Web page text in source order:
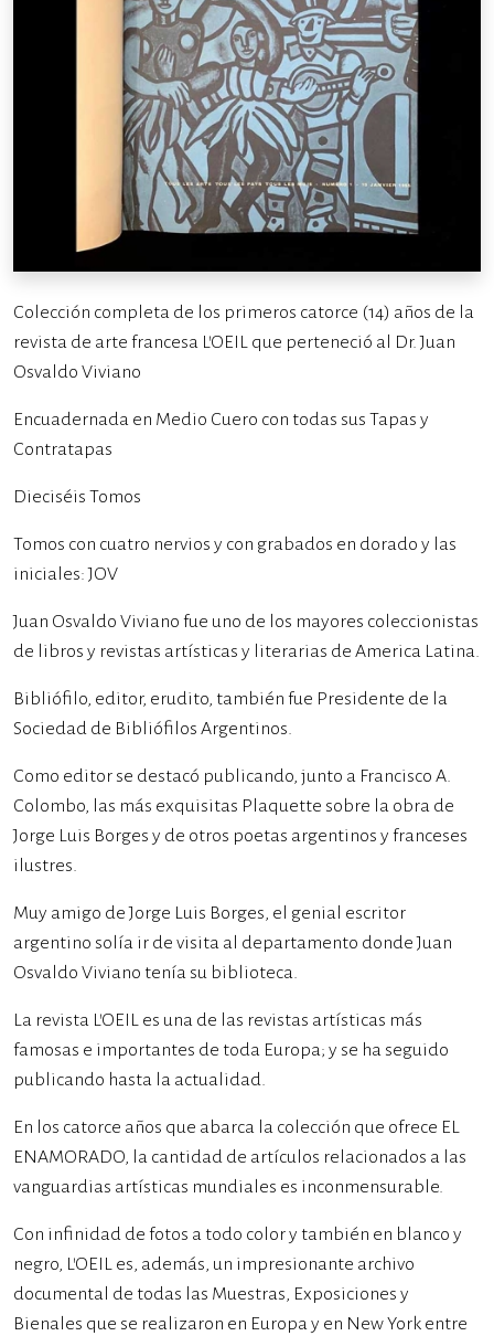
Colección completa de los primeros catorce (14) años de la
revista de arte francesa L’OEIL que perteneció al Dr. Juan
Osvaldo Viviano
Encuadernada en Medio Cuero con todas sus Tapas y
Contratapas
Dieciséis Tomos
Tomos con cuatro nervios y con grabados en dorado y las
iniciales: JOV
Juan Osvaldo Viviano fue uno de los mayores coleccionistas
de libros y revistas artísticas y literarias de America Latina.
Bibliófilo, editor, erudito, también fue Presidente de la
Sociedad de Bibliófilos Argentinos.
Como editor se destacó publicando, junto a Francisco A.
Colombo, las más exquisitas Plaquette sobre la obra de
Jorge Luis Borges y de otros poetas argentinos y franceses
ilustres.
Muy amigo de Jorge Luis Borges, el genial escritor
argentino solía ir de visita al departamento donde Juan
Osvaldo Viviano tenía su biblioteca.
La revista L’OEIL es una de las revistas artísticas más
famosas e importantes de toda Europa; y se ha seguido
publicando hasta la actualidad.
En los catorce años que abarca la colección que ofrece EL
ENAMORADO, la cantidad de artículos relacionados a las
vanguardias artísticas mundiales es inconmensurable.
Con infinidad de fotos a todo color y también en blanco y
negro, L’OEIL es, además, un impresionante archivo
documental de todas las Muestras, Exposiciones y
Bienales que se realizaron en Europa y en New York entre